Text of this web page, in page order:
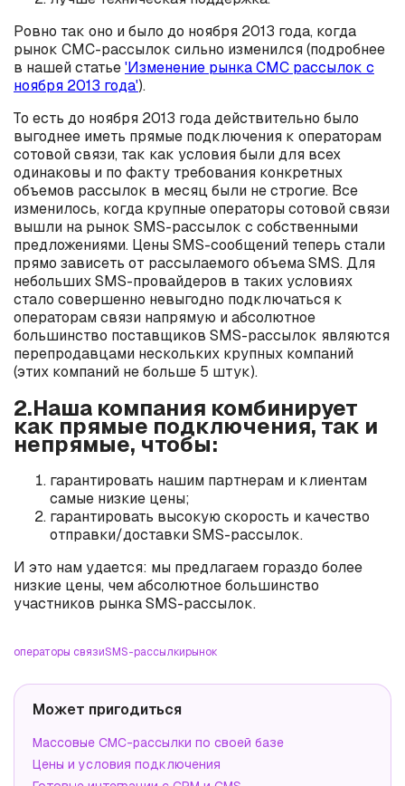
Ровно так оно и было до ноября 2013 года, когда
рынок СМС-рассылок сильно изменился (подробнее
в нашей статье'Изменение рынка СМС рассылок с
ноября 2013 года').
То есть до ноября 2013 года действительно было
выгоднее иметь прямые подключения к операторам
сотовой связи, так как условия были для всех
одинаковы и по факту требования конкретных
объемов рассылок в месяц были не строгие. Все
изменилось, когда крупные операторы сотовой связи
вышли на рынок SMS-рассылок с собственными
предложениями. Цены SMS-сообщений теперь стали
прямо зависеть от рассылаемого объема SMS. Для
небольших SMS-провайдеров в таких условиях
стало совершенно невыгодно подключаться к
операторам связи напрямую и абсолютное
большинство поставщиков SMS-рассылок являются
перепродавцами нескольких крупных компаний
(этих компаний не больше 5 штук).
2.Наша компания комбинирует
как прямые подключения, так и
непрямые, чтобы:
гарантировать нашим партнерам и клиентам
самые низкие цены;
гарантировать высокую скорость и качество
отправки/доставки SMS-рассылок.
И это нам удается: мы предлагаем гораздо более
низкие цены, чем абсолютное большинство
участников рынка SMS-рассылок.
операторы связиSMS-рассылкирынок
Может пригодиться
Массовые СМС-рассылки по своей базе
Цены и условия подключения